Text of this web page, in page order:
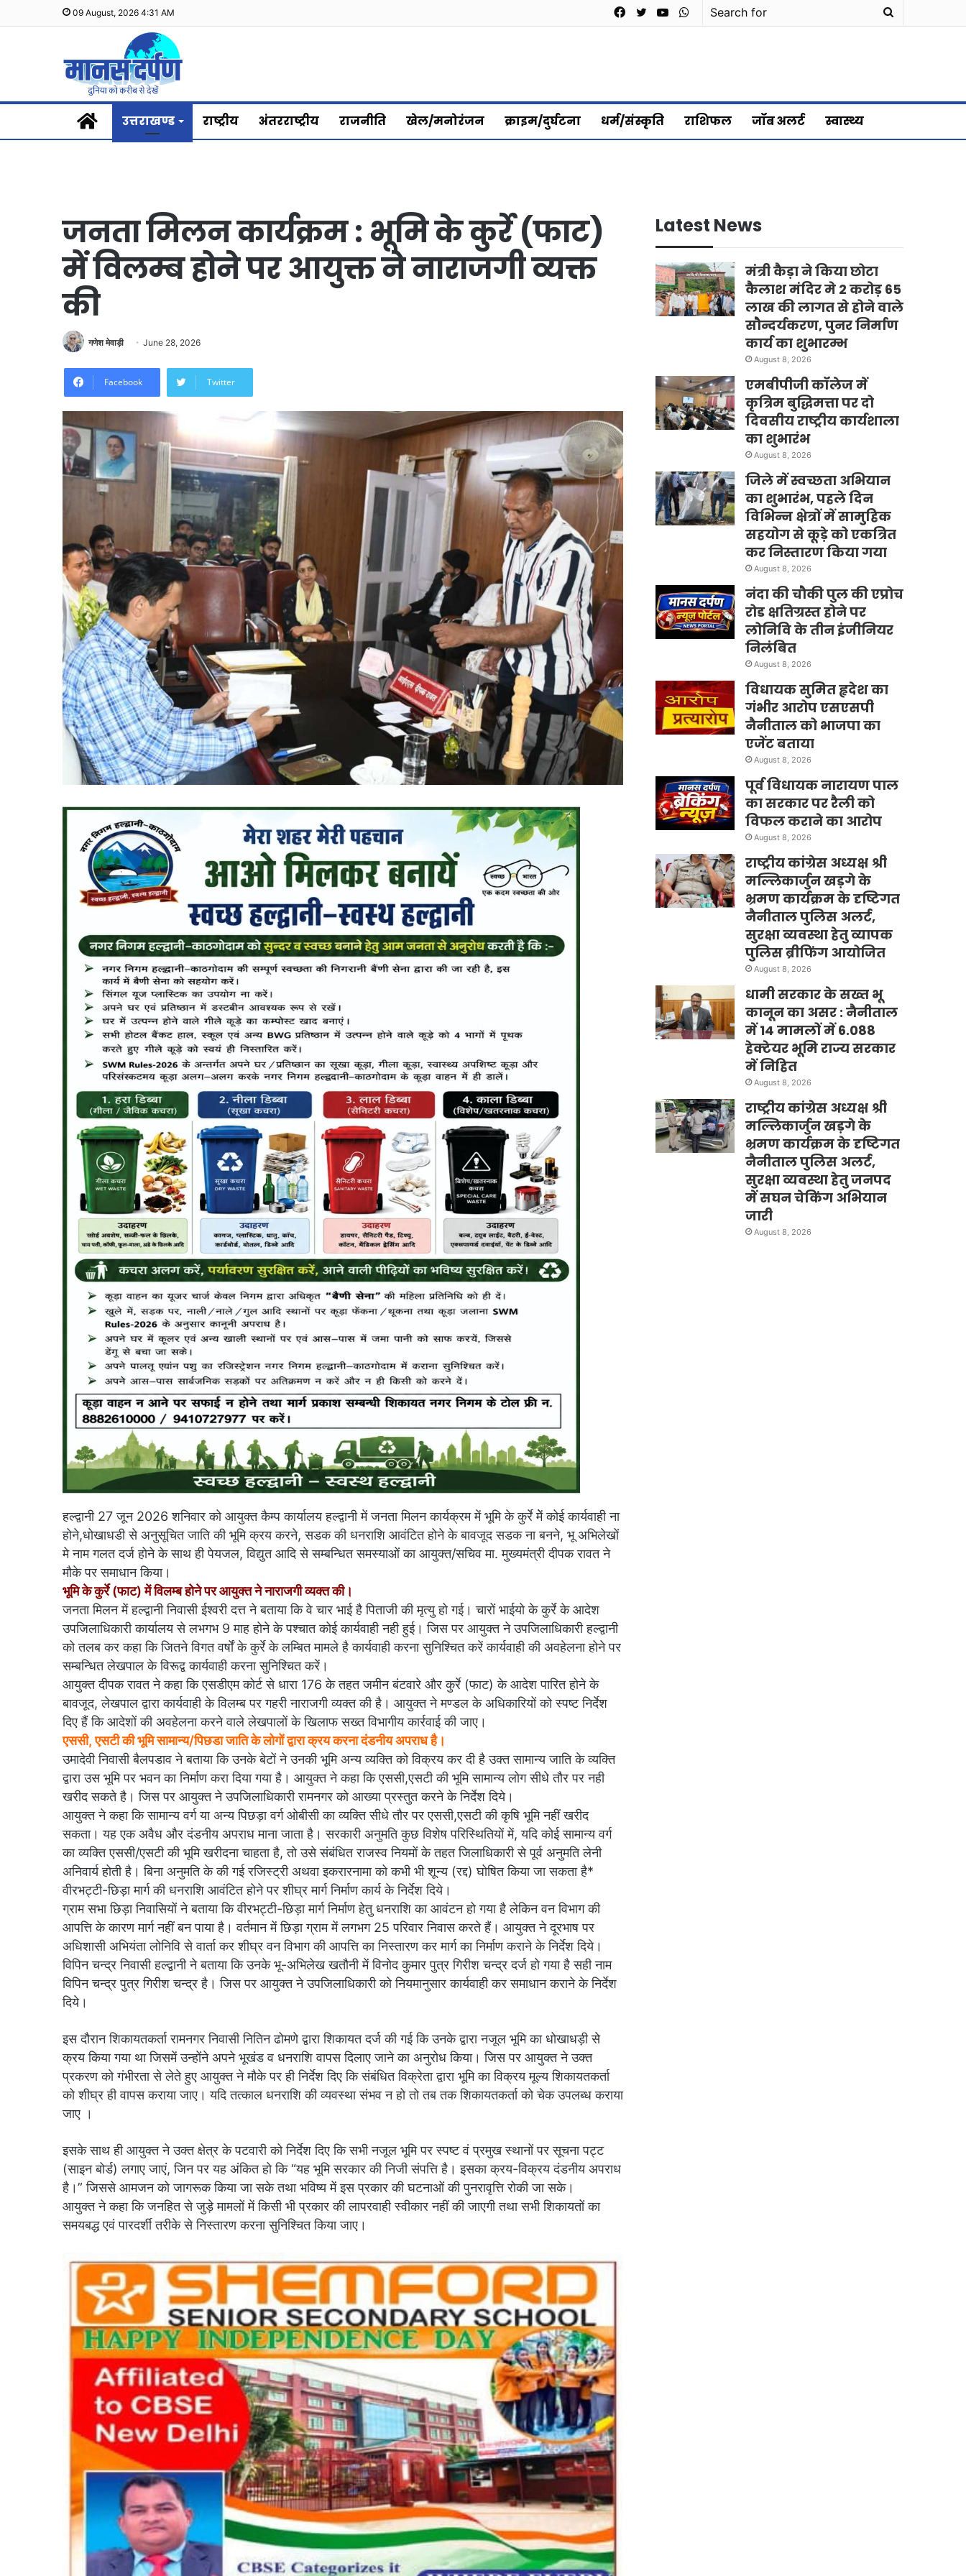
09 August, 2026 4:31 AM
Search
WhatsApp
YouTube
Twitter
Facebook
Homeउत्तराखण्ड राष्ट्रीय अंतरराष्ट्रीय राजनीति खेल/मनोरंजन क्राइम/दुर्घटना धर्म/संस्कृति राशिफल जॉब अलर्ट स्वास्थ्य
जनता मिलन कार्यक्रम : भूमि के कुर्रे (फाट)
में विलम्ब होने पर आयुक्त ने नाराजगी व्यक्त
की
गणेश मेवाड़ी June 28, 2026
Facebook Twitter
हल्द्वानी 27 जून 2026 शनिवार को आयुक्त कैम्प कार्यालय हल्द्वानी में जनता मिलन कार्यक्रम में भूमि के कुर्रे मेें कोई कार्यवाही ना
होने,धोखाधडी से अनुसूचित जाति की भूमि क्रय करने, सडक की धनराशि आवंटित होने के बावजूद सडक ना बनने, भू अभिलेखों
मे नाम गलत दर्ज होने के साथ ही पेयजल, विद्युत आदि से सम्बन्धित समस्याओं का आयुक्त/सचिव मा. मुख्यमंत्री दीपक रावत ने
मौके पर समाधान किया।
भूमि के कुर्रे (फाट) में विलम्ब होने पर आयुक्त ने नाराजगी व्यक्त की।
जनता मिलन में हल्द्वानी निवासी ईश्वरी दत्त ने बताया कि वे चार भाई है पिताजी की मृत्यु हो गई। चारों भाईयो के कुर्रे के आदेश
उपजिलाधिकारी कार्यालय से लभगभ 9 माह होने के पश्चात कोई कार्यवाही नही हुई। जिस पर आयुक्त ने उपजिलाधिकारी हल्द्वानी
को तलब कर कहा कि जितने विगत वर्षों के कुर्रे के लम्बित मामले है कार्यवाही करना सुनिश्चित करें कार्यवाही की अवहेलना होने पर
सम्बन्धित लेखपाल के विरूद्व कार्यवाही करना सुनिश्चित करें।
आयुक्त दीपक रावत ने कहा कि एसडीएम कोर्ट से धारा 176 के तहत जमीन बंटवारे और कुर्रे (फाट) के आदेश पारित होने के
बावजूद, लेखपाल द्वारा कार्यवाही के विलम्ब पर गहरी नाराजगी व्यक्त की है। आयुक्त ने मण्डल के अधिकारियों को स्पष्ट निर्देश
दिए हैं कि आदेशों की अवहेलना करने वाले लेखपालों के खिलाफ सख्त विभागीय कार्रवाई की जाए।
एससी, एसटी की भूमि सामान्य/पिछडा जाति के लोगों द्वारा क्रय करना दंडनीय अपराध है।
उमादेवी निवासी बैलपडाव ने बताया कि उनके बेटों ने उनकी भूमि अन्य व्यक्ति को विक्रय कर दी है उक्त सामान्य जाति के व्यक्ति
द्वारा उस भूमि पर भवन का निर्माण करा दिया गया है। आयुक्त ने कहा कि एससी,एसटी की भूमि सामान्य लोग सीधे तौर पर नही
खरीद सकते है। जिस पर आयुक्त ने उपजिलाधिकारी रामनगर को आख्या प्रस्तुत करने के निर्देश दिये।
आयुक्त ने कहा कि सामान्य वर्ग या अन्य पिछड़ा वर्ग ओबीसी का व्यक्ति सीधे तौर पर एससी,एसटी की कृषि भूमि नहीं खरीद
सकता। यह एक अवैध और दंडनीय अपराध माना जाता है। सरकारी अनुमति कुछ विशेष परिस्थितियों में, यदि कोई सामान्य वर्ग
का व्यक्ति एससी/एसटी की भूमि खरीदना चाहता है, तो उसे संबंधित राजस्व नियमों के तहत जिलाधिकारी से पूर्व अनुमति लेनी
अनिवार्य होती है। बिना अनुमति के की गई रजिस्ट्री अथवा इकरारनामा को कभी भी शून्य (रद्द) घोषित किया जा सकता है*
वीरभट्टी-छिड़ा मार्ग की धनराशि आवंटित होने पर शीघ्र मार्ग निर्माण कार्य के निर्देश दिये।
ग्राम सभा छिड़ा निवासियों ने बताया कि वीरभट्टी-छिड़ा मार्ग निर्माण हेतु धनराशि का आवंटन हो गया है लेकिन वन विभाग की
आपत्ति के कारण मार्ग नहीं बन पाया है। वर्तमान में छिड़ा ग्राम में लगभग 25 परिवार निवास करते हैं। आयुक्त ने दूरभाष पर
अधिशासी अभियंता लोनिवि से वार्ता कर शीघ्र वन विभाग की आपत्ति का निस्तारण कर मार्ग का निर्माण कराने के निर्देश दिये।
विपिन चन्द्र निवासी हल्द्वानी ने बताया कि उनके भू-अभिलेख खतौनी में विनोद कुमार पुत्र गिरीश चन्द्र दर्ज हो गया है सही नाम
विपिन चन्द्र पुत्र गिरीश चन्द्र है। जिस पर आयुक्त ने उपजिलाधिकारी को नियमानुसार कार्यवाही कर समाधान कराने के निर्देश
दिये।
इस दौरान शिकायतकर्ता रामनगर निवासी नितिन ढोमणे द्वारा शिकायत दर्ज की गई कि उनके द्वारा नजूल भूमि का धोखाधड़ी से
क्रय किया गया था जिसमें उन्होंने अपने भूखंड व धनराशि वापस दिलाए जाने का अनुरोध किया। जिस पर आयुक्त ने उक्त
प्रकरण को गंभीरता से लेते हुए आयुक्त ने मौके पर ही निर्देश दिए कि संबंधित विक्रेता द्वारा भूमि का विक्रय मूल्य शिकायतकर्ता
को शीघ्र ही वापस कराया जाए। यदि तत्काल धनराशि की व्यवस्था संभव न हो तो तब तक शिकायतकर्ता को चेक उपलब्ध कराया
जाए ।
इसके साथ ही आयुक्त ने उक्त क्षेत्र के पटवारी को निर्देश दिए कि सभी नजूल भूमि पर स्पष्ट वं प्रमुख स्थानों पर सूचना पट्ट
(साइन बोर्ड) लगाए जाएं, जिन पर यह अंकित हो कि “यह भूमि सरकार की निजी संपत्ति है। इसका क्रय-विक्रय दंडनीय अपराध
है।” जिससे आमजन को जागरूक किया जा सके तथा भविष्य में इस प्रकार की घटनाओं की पुनरावृत्ति रोकी जा सके।
आयुक्त ने कहा कि जनहित से जुड़े मामलों में किसी भी प्रकार की लापरवाही स्वीकार नहीं की जाएगी तथा सभी शिकायतों का
समयबद्ध एवं पारदर्शी तरीके से निस्तारण करना सुनिश्चित किया जाए।
Latest News
मंत्री कैड़ा ने किया छोटा
कैलाश मंदिर मे 2 करोड़ 65
लाख की लागत से होने वाले
सौन्दर्यकरण, पुनर निर्माण
कार्य का शुभारम्भ
August 8, 2026
एमबीपीजी कॉलेज में
कृत्रिम बुद्धिमत्ता पर दो
दिवसीय राष्ट्रीय कार्यशाला
का शुभारंभ
August 8, 2026
जिले में स्वच्छता अभियान
का शुभारंभ, पहले दिन
विभिन्न क्षेत्रों में सामुहिक
सहयोग से कूड़े को एकत्रित
कर निस्तारण किया गया
August 8, 2026
नंदा की चौकी पुल की एप्रोच
रोड क्षतिग्रस्त होने पर
लोनिवि के तीन इंजीनियर
निलंबित
August 8, 2026
विधायक सुमित हृदेश का
गंभीर आरोप एसएसपी
नैनीताल को भाजपा का
एजेंट बताया
August 8, 2026
पूर्व विधायक नारायण पाल
का सरकार पर रैली को
विफल कराने का आरोप
August 8, 2026
राष्ट्रीय कांग्रेस अध्यक्ष श्री
मल्लिकार्जुन खड़गे के
भ्रमण कार्यक्रम के दृष्टिगत
नैनीताल पुलिस अलर्ट,
सुरक्षा व्यवस्था हेतु व्यापक
पुलिस ब्रीफिंग आयोजित
August 8, 2026
धामी सरकार के सख्त भू
कानून का असर : नैनीताल
में 14 मामलों में 6.088
हेक्टेयर भूमि राज्य सरकार
में निहित
August 8, 2026
राष्ट्रीय कांग्रेस अध्यक्ष श्री
मल्लिकार्जुन खड़गे के
भ्रमण कार्यक्रम के दृष्टिगत
नैनीताल पुलिस अलर्ट,
सुरक्षा व्यवस्था हेतु जनपद
में सघन चेकिंग अभियान
जारी
August 8, 2026